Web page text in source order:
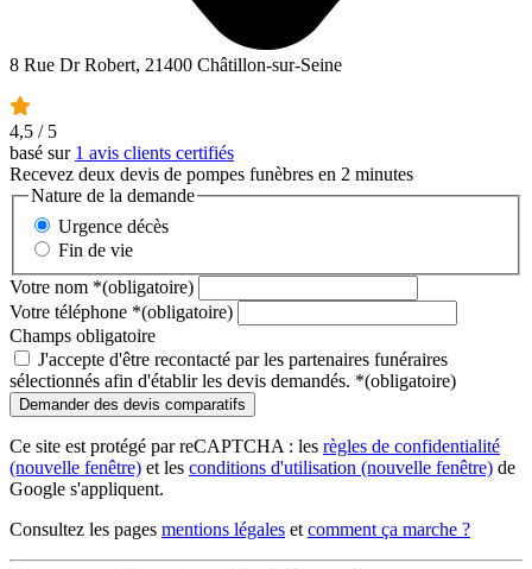
8 Rue Dr Robert, 21400 Châtillon-sur-Seine
4,5 / 5
basé sur 1 avis clients certifiés
Recevez deux devis de pompes funèbres en 2 minutes
Nature de la demande
Urgence décès
Fin de vie
Votre nom *(obligatoire)
Votre téléphone *(obligatoire)
Champs obligatoire
J'accepte d'être recontacté par les partenaires funéraires
sélectionnés afin d'établir les devis demandés. *(obligatoire)
Ce site est protégé par reCAPTCHA : les règles de confidentialité
(nouvelle fenêtre) et les conditions d'utilisation (nouvelle fenêtre) de
Google s'appliquent.
Consultez les pages mentions légales et comment ça marche ?